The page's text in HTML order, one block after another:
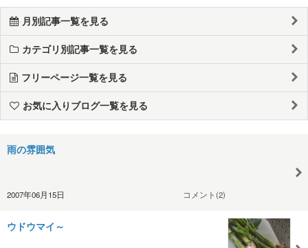
月別記事一覧を見る
カテゴリ別記事一覧を見る
フリーページ一覧を見る
お気に入りブログ一覧を見る
雨の雰囲気
2007年06月15日 コメント(2)
ウドウマイ～